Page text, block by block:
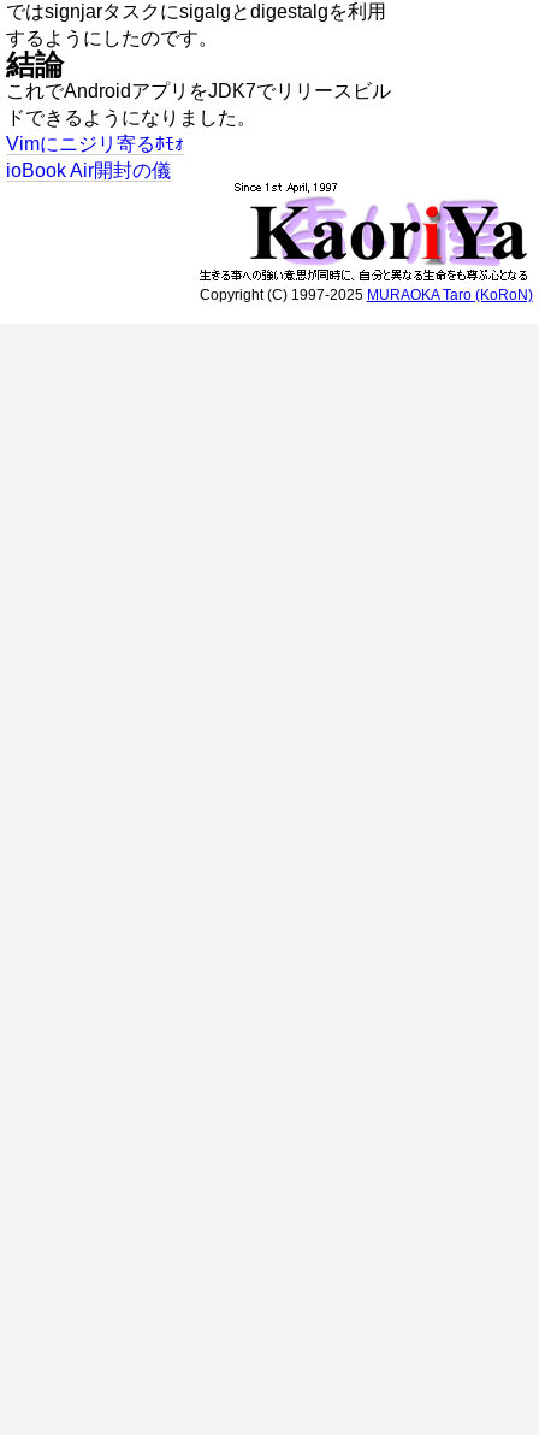
ではsignjarタスクにsigalgとdigestalgを利用
するようにしたのです。
結論
これでAndroidアプリをJDK7でリリースビル
ドできるようになりました。
Vimにニジリ寄るﾎﾓｫ
ioBook Air開封の儀
Copyright (C) 1997-2025 MURAOKA Taro (KoRoN)